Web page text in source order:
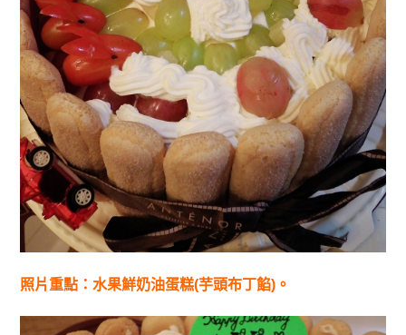
照片重點：水果鮮奶油蛋糕(芋頭布丁餡)。